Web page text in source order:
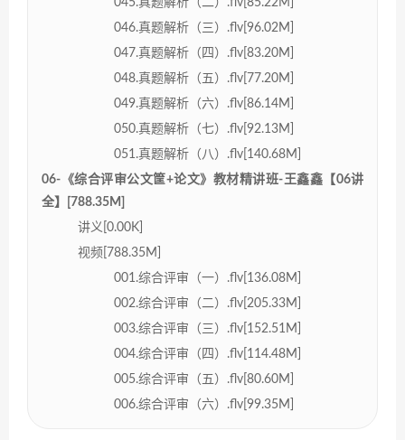
045.真题解析（二）.flv[85.22M]
046.真题解析（三）.flv[96.02M]
047.真题解析（四）.flv[83.20M]
048.真题解析（五）.flv[77.20M]
049.真题解析（六）.flv[86.14M]
050.真题解析（七）.flv[92.13M]
051.真题解析（八）.flv[140.68M]
06-《综合评审公文筐+论文》教材精讲班-王鑫鑫【06讲
全】[788.35M]
讲义[0.00K]
视频[788.35M]
001.综合评审（一）.flv[136.08M]
002.综合评审（二）.flv[205.33M]
003.综合评审（三）.flv[152.51M]
004.综合评审（四）.flv[114.48M]
005.综合评审（五）.flv[80.60M]
006.综合评审（六）.flv[99.35M]